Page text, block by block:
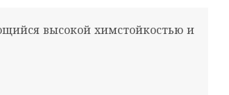
высокой химстойкостью и